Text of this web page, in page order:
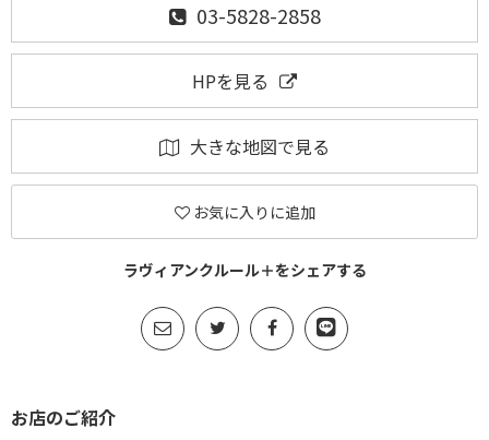
03-5828-2858
HPを見る
大きな地図で見る
お気に入りに追加
ラヴィアンクルール＋をシェアする
お店のご紹介